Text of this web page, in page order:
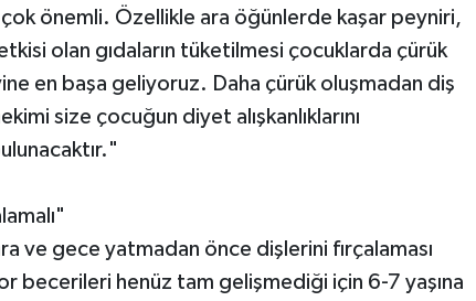
önemli. Özellikle ara öğünlerde kaşar peyniri,
olan gıdaların tüketilmesi çocuklarda çürük
en başa geliyoruz. Daha çürük oluşmadan diş
size çocuğun diyet alışkanlıklarını
ve gece yatmadan önce dişlerini fırçalaması
becerileri henüz tam gelişmediği için 6-7 yaşına